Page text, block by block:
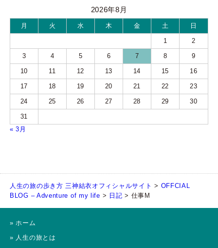
2026年8月
月 火 水 木 金 土 日
1 2
3 4 5 6 7 8 9
10 11 12 13 14 15 16
17 18 19 20 21 22 23
24 25 26 27 28 29 30
31
« 3月
人生の旅の歩き方 三神結衣オフィシャルサイト > OFFCIAL
BLOG – Adventure of my life > 日記 > 仕事M
» ホーム
» 人生の旅とは